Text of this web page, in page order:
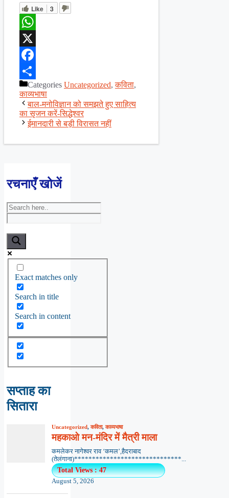
Like 3
WhatsApp
X
Facebook
ShareCategories Uncategorized,कविता,
काव्यभाषा
बाल-मनोविज्ञान को समझते हुए साहित्य
का सृजन करें-सिद्धेश्वर
ईमानदारी से बड़ी विरासत नहीं
रचनाएँ खोजें
Exact matches only
Search in title
Search in content
सप्ताह का
सितारा
Uncategorized,कविता,काव्यभाषा
महकाओ मन-मंदिर में मैत्री माला
कमलेकर नागेश्वर राव ‘कमल’,हैदराबाद
(तेलंगाना)******************************...
Total Views : 47
August 5, 2026